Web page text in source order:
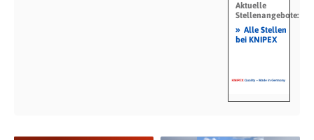
Aktuelle
Stellenangebote:
» Alle Stellen
bei KNIPEX